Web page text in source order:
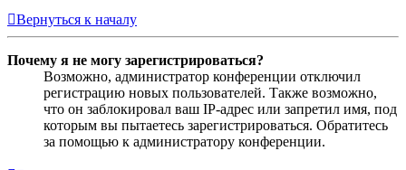
Вернуться к началу
Почему я не могу зарегистрироваться?
Возможно, администратор конференции отключил
регистрацию новых пользователей. Также возможно,
что он заблокировал ваш IP-адрес или запретил имя, под
которым вы пытаетесь зарегистрироваться. Обратитесь
за помощью к администратору конференции.